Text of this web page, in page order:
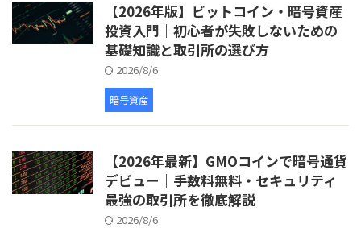
【2026年版】ビットコイン・暗号資産
投資入門｜初心者が失敗しないための
基礎知識と取引所の選び方
2026/8/6
暗号資産
【2026年最新】GMOコインで暗号通貨
デビュー｜手数料無料・セキュリティ
最強の取引所を徹底解説
2026/8/6